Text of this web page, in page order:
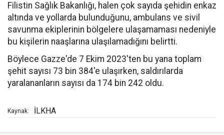
Filistin Sağlık Bakanlığı, halen çok sayıda şehidin enkaz
altında ve yollarda bulunduğunu, ambulans ve sivil
savunma ekiplerinin bölgelere ulaşamaması nedeniyle
bu kişilerin naaşlarına ulaşılamadığını belirtti.
Böylece Gazze'de 7 Ekim 2023'ten bu yana toplam
şehit sayısı 73 bin 384'e ulaşırken, saldırılarda
yaralananların sayısı da 174 bin 242 oldu.
Kaynak: İLKHA